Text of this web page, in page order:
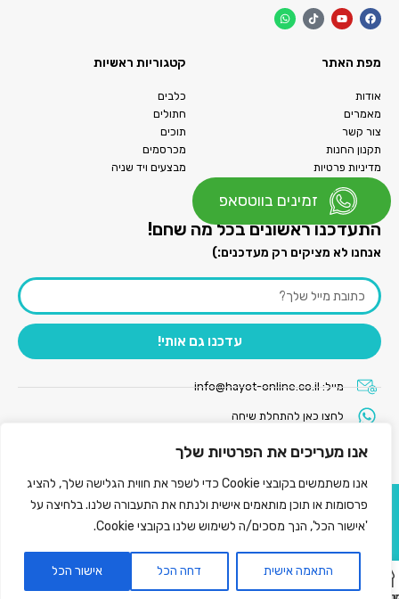
אנו מעריכים את הפרטיות שלך
אנו משתמשים בקובצי Cookie כדי לשפר את חווית הגלישה שלך, להציג
פרסומות או תוכן מותאמים אישית ולנתח את התעבורה שלנו. בלחיצה על
'אישור הכל', הנך מסכים/ה לשימוש שלנו בקובצי Cookie.
התאמה אישית דחה הכל אישור הכל
מפת האתר
אודות
מאמרים
צור קשר
תקנון החנות
מדיניות פרטיות
הצהרת נגישות
קטגוריות ראשיות
כלבים
חתולים
תוכים
מכרסמים
מבצעים ויד שניה
התעדכנו ראשונים בכל מה שחם!
אנחנו לא מציקים רק מעדכנים:)
עדכנו גם אותי!
מייל:info@hayot-online.co.il
לחצו כאן להתחלת שיחה
זמינים בווטסאפ
© כל הזכויות שמורות